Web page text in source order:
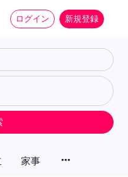
ログイン 新規登録
家事 more_horiz